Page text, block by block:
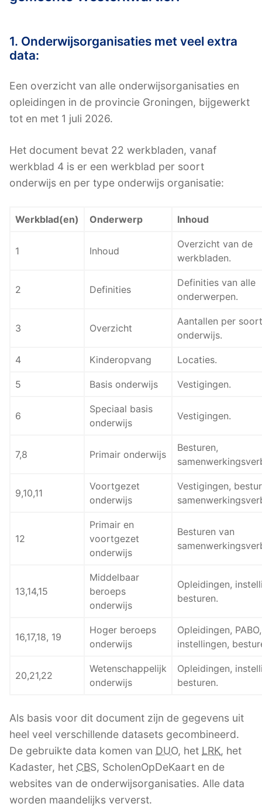
1. Onderwijsorganisaties met veel extra
data:
Een overzicht van alle onderwijsorganisaties en
opleidingen in de provincie Groningen, bijgewerkt
tot en met 1 juli 2026.
Het document bevat 22 werkbladen, vanaf
werkblad 4 is er een werkblad per soort
onderwijs en per type onderwijs organisatie:
Werkblad(en) Onderwerp Inhoud
1 Inhoud
Overzicht van de
werkbladen.
2 Definities
Definities van alle
onderwerpen.
3 Overzicht
Aantallen per soort
onderwijs.
4 Kinderopvang Locaties.
5 Basis onderwijs Vestigingen.
6
Speciaal basis
onderwijs
Vestigingen.
7,8 Primair onderwijs
Besturen,
9,10,11
Voortgezet
onderwijs
Vestigingen,
12
Primair en
voortgezet
onderwijs
Besturen van
13,14,15
Middelbaar
beroeps
onderwijs
Opleidingen,
besturen.
16,17,18, 19
Hoger beroeps
onderwijs
Opleidingen, PABO,
instellingen,
20,21,22
Wetenschappelijk
onderwijs
Opleidingen,
besturen.
Als basis voor dit document zijn de gegevens uit
heel veel verschillende datasets gecombineerd.
De gebruikte data komen van DUO, het LRK, het
Kadaster, het CBS, ScholenOpDeKaart en de
websites van de onderwijsorganisaties. Alle data
worden maandelijks ververst.